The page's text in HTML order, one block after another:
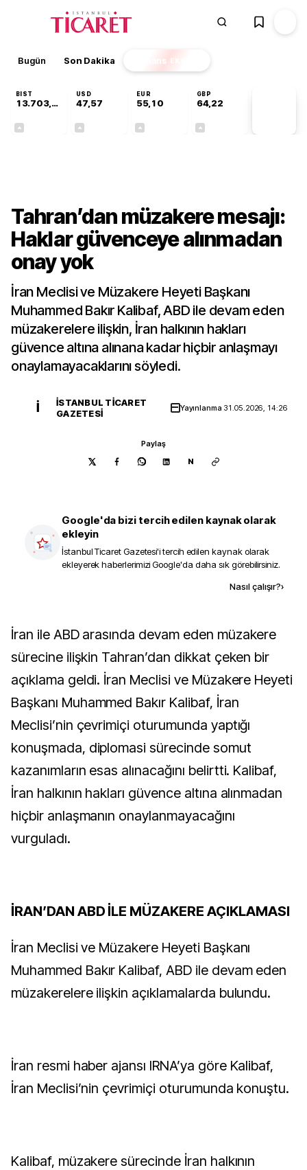
Bugün Son Dakika Finans EKSTRA
BIST
13.703,13
USD
47,57
EUR
55,10
GBP
64,22
Tahran’dan müzakere mesajı:
Haklar güvenceye alınmadan
onay yok
İran Meclisi ve Müzakere Heyeti Başkanı
Muhammed Bakır Kalibaf, ABD ile devam eden
müzakerelere ilişkin, İran halkının hakları
güvence altına alınana kadar hiçbir anlaşmayı
onaylamayacaklarını söyledi.
İ
İSTANBUL TICARET
GAZETESI
Yayınlanma 31.05.2026, 14:26
Paylaş
N
Google'da bizi tercih edilen kaynak olarak
ekleyin
İstanbul Ticaret Gazetesi'i tercih edilen kaynak olarak
ekleyerek haberlerimizi Google'da daha sık görebilirsiniz.
Nasıl çalışır?›
İran ile ABD arasında devam eden müzakere
sürecine ilişkin Tahran’dan dikkat çeken bir
açıklama geldi. İran Meclisi ve Müzakere Heyeti
Başkanı Muhammed Bakır Kalibaf, İran
Meclisi’nin çevrimiçi oturumunda yaptığı
konuşmada, diplomasi sürecinde somut
kazanımların esas alınacağını belirtti. Kalibaf,
İran halkının hakları güvence altına alınmadan
hiçbir anlaşmanın onaylanmayacağını
vurguladı.
İRAN’DAN ABD İLE MÜZAKERE AÇIKLAMASI
İran Meclisi ve Müzakere Heyeti Başkanı
Muhammed Bakır Kalibaf, ABD ile devam eden
müzakerelere ilişkin açıklamalarda bulundu.
İran resmi haber ajansı IRNA’ya göre Kalibaf,
İran Meclisi’nin çevrimiçi oturumunda konuştu.
Kalibaf, müzakere sürecinde İran halkının